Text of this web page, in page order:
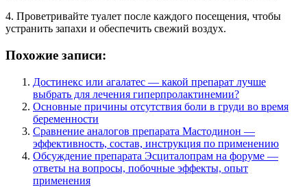
4. Проветривайте туалет после каждого посещения, чтобы
устранить запахи и обеспечить свежий воздух.
Похожие записи:
Достинекс или агалатес — какой препарат лучше
выбрать для лечения гиперпролактинемии?
Основные причины отсутствия боли в груди во время
беременности
Сравнение аналогов препарата Мастодинон —
эффективность, состав, инструкция по применению
Обсуждение препарата Эсциталопрам на форуме —
ответы на вопросы, побочные эффекты, опыт
применения